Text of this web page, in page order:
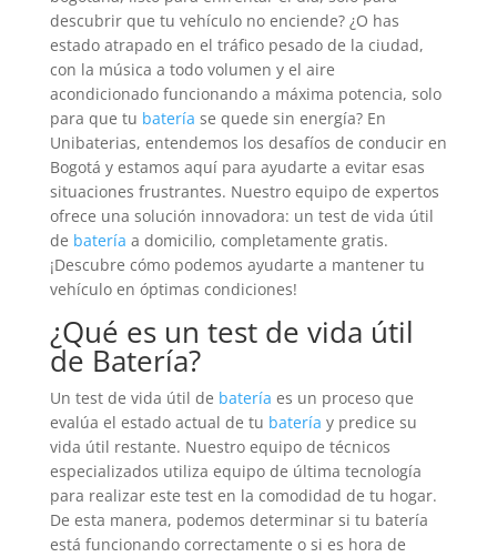
descubrir que tu vehículo no enciende? ¿O has
estado atrapado en el tráfico pesado de la ciudad,
con la música a todo volumen y el aire
acondicionado funcionando a máxima potencia, solo
para que tu batería se quede sin energía? En
Unibaterias, entendemos los desafíos de conducir en
Bogotá y estamos aquí para ayudarte a evitar esas
situaciones frustrantes. Nuestro equipo de expertos
ofrece una solución innovadora: un test de vida útil
de batería a domicilio, completamente gratis.
¡Descubre cómo podemos ayudarte a mantener tu
vehículo en óptimas condiciones!
¿Qué es un test de vida útil
de Batería?
Un test de vida útil de batería es un proceso que
evalúa el estado actual de tu batería y predice su
vida útil restante. Nuestro equipo de técnicos
especializados utiliza equipo de última tecnología
para realizar este test en la comodidad de tu hogar.
De esta manera, podemos determinar si tu batería
está funcionando correctamente o si es hora de